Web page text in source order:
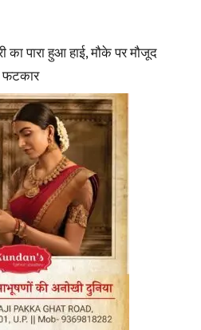
का पारा हुआ हाई, मौके पर मौजूद
फटकार